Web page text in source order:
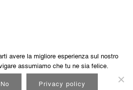
avere la migliore esperienza sul nostro
assumiamo che tu ne sia felice.
No Privacy policy